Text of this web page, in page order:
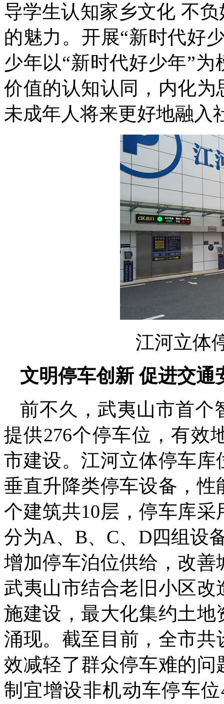
导学生认知家乡文化 不
的魅力。开展“新时代好
少年以“新时代好少年”
价值的认知认同，内化
未成年人将来更好地融入
江河立体
文明停车创新 促进交通
前不久，武夷山市首个
提供276个停车位，有效
市建设。江河立体停车
垂直升降类停车设备，
个建筑共10层，停车库
分为A、B、C、D四组设
增加停车泊位供给，改
武夷山市结合老旧小区
施建设，最大化集约土
涌现。截至目前，全市共
效减轻了群众停车难的
制宜增设非机动车停车